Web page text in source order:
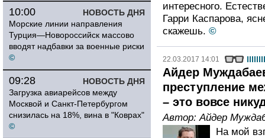
НОВОСТЬ ДНЯ
10:00
Морские линии направления
Турция—Новороссийск массово
вводят надбавки за военные риски
©
НОВОСТЬ ДНЯ
09:28
Загрузка авиарейсов между
Москвой и Санкт-Петербургом
снизилась на 18%, вина в "Коврах"
©
интересного.
Гарри Каспарова,
скажешь. ©
22.03.2017 14:01
Айдер
преступление
– это вовсе
Автор:Айдер
На мой